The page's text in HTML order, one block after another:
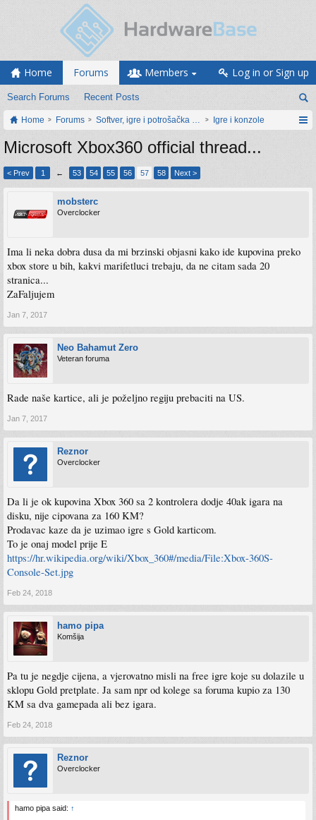
Home Forums
Search Forums Recent Posts
Members Log in or Sign up
Home Forums Softver, igre i potrošačka elektronikaIgre i konzole
Microsoft Xbox360 official thread...
< Prev 1 ← 53 54 55 56 57 58 Next >
mobsterc
Overclocker
Ima li neka dobra dusa da mi brzinski objasni kako ide kupovina preko
xbox store u bih, kakvi marifetluci trebaju, da ne citam sada 20
stranica...
ZaFaljujem
Jan 7, 2017
Neo Bahamut Zero
Veteran foruma
Rade naše kartice, ali je poželjno regiju prebaciti na US.
Jan 7, 2017
Reznor
Overclocker
Da li je ok kupovina Xbox 360 sa 2 kontrolera dodje 40ak igara na
disku, nije cipovana za 160 KM?
Prodavac kaze da je uzimao igre s Gold karticom.
To je onaj model prije E
https://hr.wikipedia.org/wiki/Xbox_360#/media/File:Xbox-360S-
Console-Set.jpg
Feb 24, 2018
hamo pipa
Komšija
Pa tu je negdje cijena, a vjerovatno misli na free igre koje su dolazile u
sklopu Gold pretplate. Ja sam npr od kolege sa foruma kupio za 130
KM sa dva gamepada ali bez igara.
Feb 24, 2018
Reznor
Overclocker
hamo pipa said: ↑